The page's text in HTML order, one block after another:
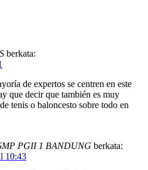
berkata:
de expertos se centren en este
que decir que también es muy
tenis o baloncesto sobre todo en
PGII 1 BANDUNG berkata:
10:43